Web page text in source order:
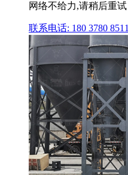
网络不给力,请稍后重试
联系电话: 180 3780 8511